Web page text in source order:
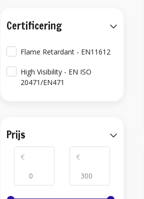
Certificering
Flame Retardant - EN11612
High Visibility - EN ISO
20471/EN471
Prijs
€ €